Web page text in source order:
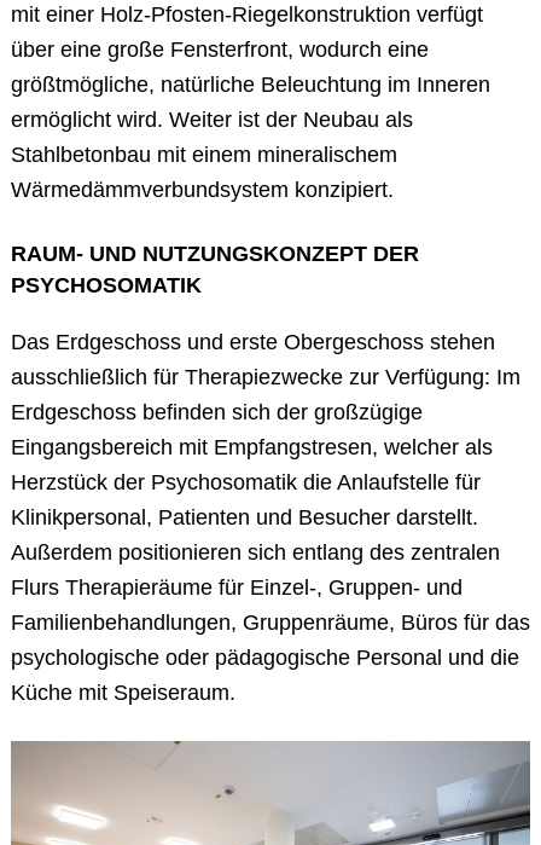
mit einer Holz-Pfosten-Riegelkonstruktion verfügt
über eine große Fensterfront, wodurch eine
größtmögliche, natürliche Beleuchtung im Inneren
ermöglicht wird. Weiter ist der Neubau als
Stahlbetonbau mit einem mineralischem
Wärmedämmverbundsystem konzipiert.
RAUM- UND NUTZUNGSKONZEPT DER
PSYCHOSOMATIK
Das Erdgeschoss und erste Obergeschoss stehen
ausschließlich für Therapiezwecke zur Verfügung: Im
Erdgeschoss befinden sich der großzügige
Eingangsbereich mit Empfangstresen, welcher als
Herzstück der Psychosomatik die Anlaufstelle für
Klinikpersonal, Patienten und Besucher darstellt.
Außerdem positionieren sich entlang des zentralen
Flurs Therapieräume für Einzel-, Gruppen- und
Familienbehandlungen, Gruppenräume, Büros für das
psychologische oder pädagogische Personal und die
Küche mit Speiseraum.